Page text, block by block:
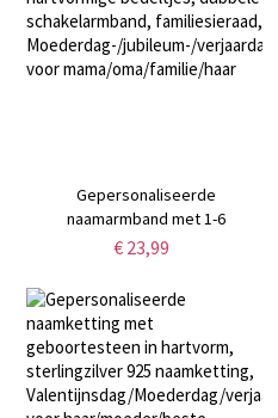
Gepersonaliseerde
naamarmband met 1-6
hartvormige bedeltjes, dubbele
Moederdag-/jubileum-/
voor mama/oma/familie/haar
€ 23,99